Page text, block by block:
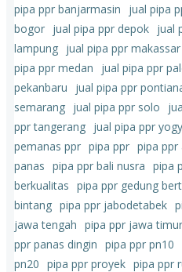
pipa ppr banjarmasin jual pipa
bogor jual pipa ppr depok jual
lampung jual pipa ppr makassar
pipa ppr medan
jual pipa ppr
pekanbaru
jual pipa ppr
semarang jual pipa ppr solo
ppr tangerang jual pipa ppr
pemanas ppr pipa ppr pipa ppr
panas pipa ppr bali nusra pipa
berkualitas pipa ppr gedung
bintang pipa ppr jabodetabek
jawa tengah pipa ppr jawa timur
ppr panas dingin pipa ppr pn10
pn20 pipa ppr proyek pipa ppr